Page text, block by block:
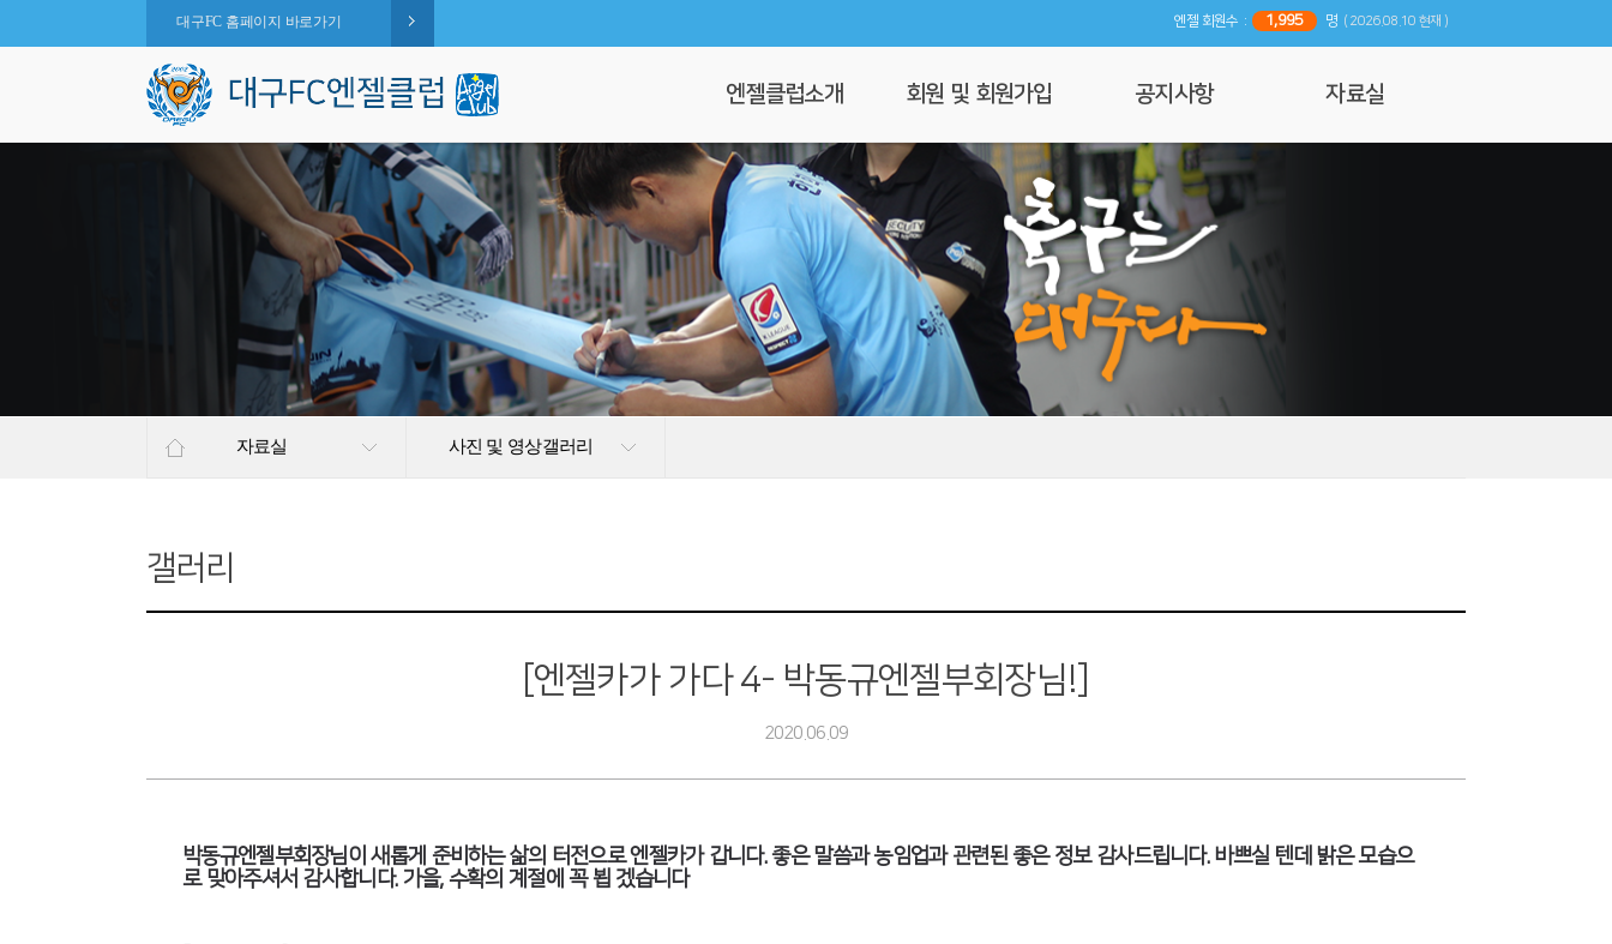
대구FC 홈페이지 바로가기 엔젤 회원수 : 1,995 명 ( 2026.08.10 현재 )
엔젤클럽소개
회장 인사말
엔젤클럽이란
클럽 조직도
찾아오시는길
회원 및 회원가입
회원가입
회원명부
이 달의 엔젤
공지사항
공지사항
행사일정
자료실
자료실 사진 및 영상갤러리
갤러리
[엔젤카가 가다 4- 박동규엔젤부회장님!]
2020.06.09
박동규엔젤부회장님이 새롭게 준비하는 삶의 터전으로 엔젤카가 갑니다. 좋은 말씀과 농임업과 관련된 좋은 정보 감사드립니다. 바쁘실 텐데 밝은 모습으
로 맞아주셔서 감사합니다. 가을, 수확의 계절에 꼭 뵙 겠습니다